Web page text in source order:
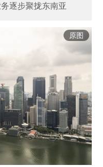
逐步聚拢东南亚
原图